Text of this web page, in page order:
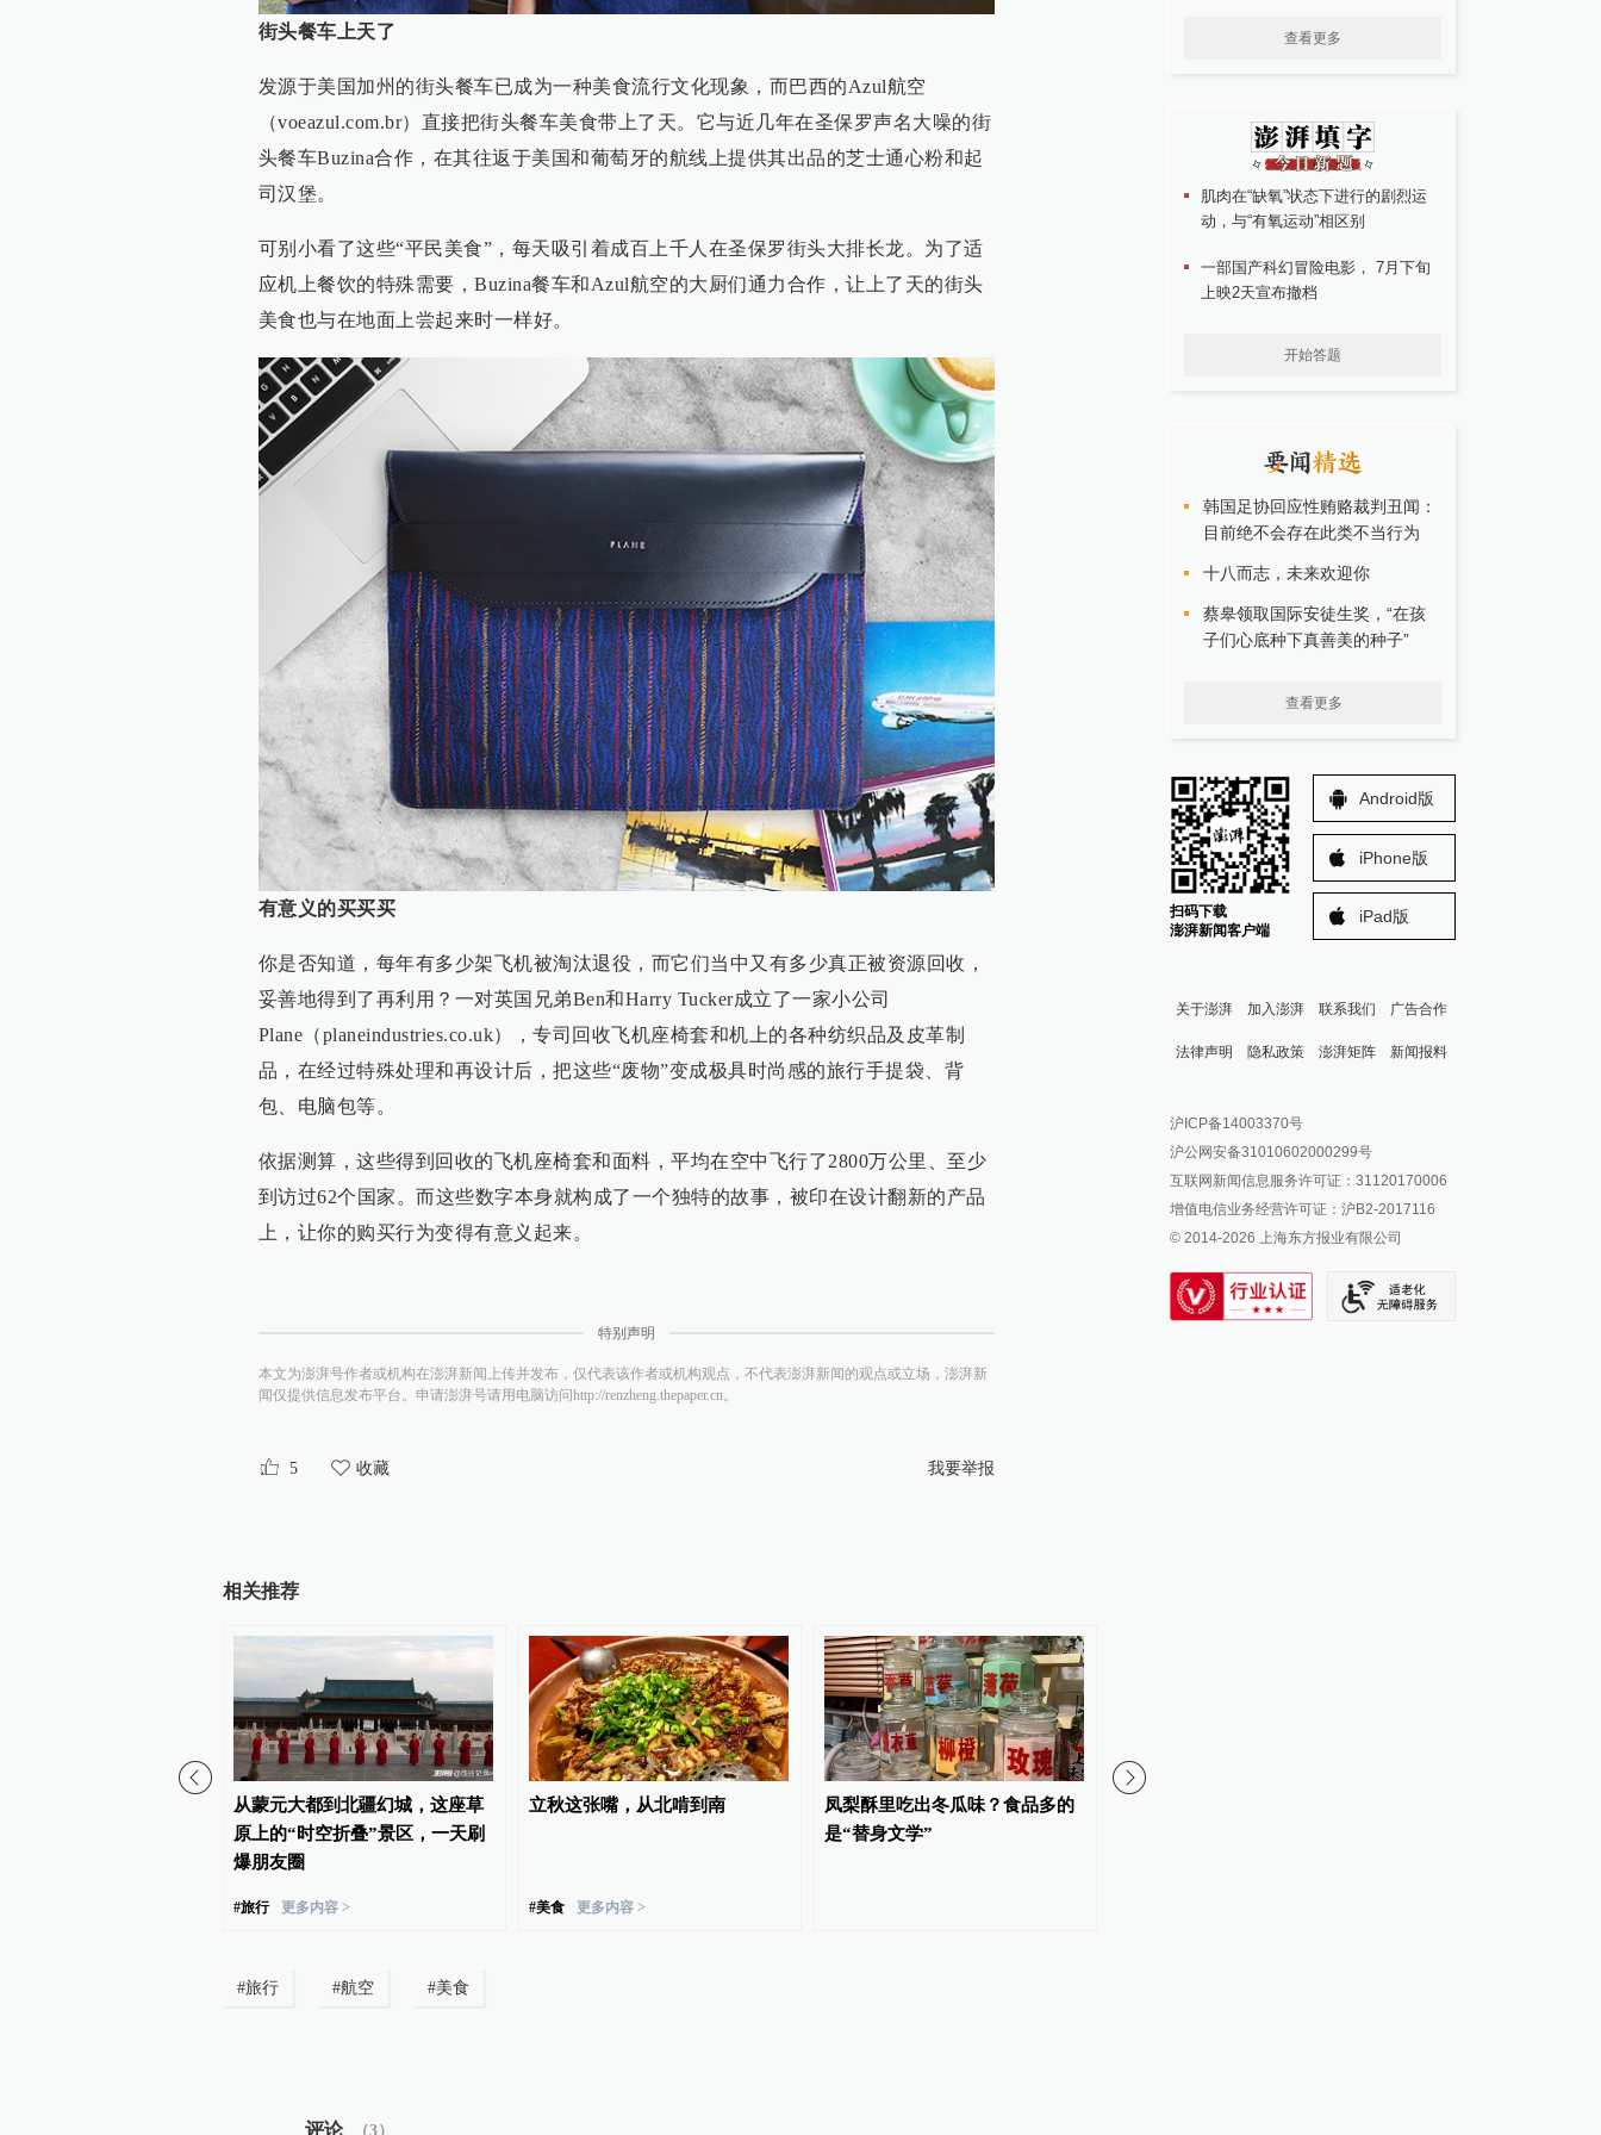
街头餐车上天了
发源于美国加州的街头餐车已成为一种美食流行文化现象，而巴西的Azul航空
（voeazul.com.br）直接把街头餐车美食带上了天。它与近几年在圣保罗声名大噪的街
头餐车Buzina合作，在其往返于美国和葡萄牙的航线上提供其出品的芝士通心粉和起
司汉堡。
可别小看了这些“平民美食”，每天吸引着成百上千人在圣保罗街头大排长龙。为了适
应机上餐饮的特殊需要，Buzina餐车和Azul航空的大厨们通力合作，让上了天的街头
美食也与在地面上尝起来时一样好。
有意义的买买买
你是否知道，每年有多少架飞机被淘汰退役，而它们当中又有多少真正被资源回收，
妥善地得到了再利用？一对英国兄弟Ben和Harry Tucker成立了一家小公司
Plane（planeindustries.co.uk），专司回收飞机座椅套和机上的各种纺织品及皮革制
品，在经过特殊处理和再设计后，把这些“废物”变成极具时尚感的旅行手提袋、背
包、电脑包等。
依据测算，这些得到回收的飞机座椅套和面料，平均在空中飞行了2800万公里、至少
到访过62个国家。而这些数字本身就构成了一个独特的故事，被印在设计翻新的产品
上，让你的购买行为变得有意义起来。
特别声明
本文为澎湃号作者或机构在澎湃新闻上传并发布，仅代表该作者或机构观点，不代表澎湃新闻的观点或立场，澎湃新
闻仅提供信息发布平台。申请澎湃号请用电脑访问http://renzheng.thepaper.cn。
5 收藏 我要举报
相关推荐
从蒙元大都到北疆幻城，这座草
原上的“时空折叠”景区，一天刷
爆朋友圈
#旅行 更多内容 >
立秋这张嘴，从北啃到南
#美食 更多内容 >
凤梨酥里吃出冬瓜味？食品多的
是“替身文学”
#旅行 #航空 #美食
评论 （3）
查看更多
肌肉在“缺氧”状态下进行的剧烈运
动，与“有氧运动”相区别
一部国产科幻冒险电影， 7月下旬
上映2天宣布撤档
开始答题
韩国足协回应性贿赂裁判丑闻：
目前绝不会存在此类不当行为
十八而志，未来欢迎你
蔡皋领取国际安徒生奖，“在孩
子们心底种下真善美的种子”
查看更多
扫码下载
澎湃新闻客户端
Android版
iPhone版
iPad版
关于澎湃 加入澎湃 联系我们 广告合作
法律声明 隐私政策 澎湃矩阵
澎湃新闻公众号
澎湃新闻抖音号
派生万物开放平台
IP SHANGHAI
SIXTH TONE
新闻报料
报料邮箱: news@thepaper.cn
沪ICP备14003370号
沪公网安备31010602000299号
互联网新闻信息服务许可证：31120170006
增值电信业务经营许可证：沪B2-2017116
© 2014-2026 上海东方报业有限公司